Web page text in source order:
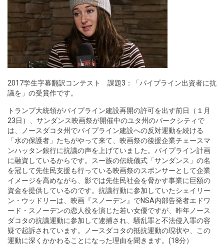
2017学生字幕翻訳コンテスト 課題3：「パイプライン出資者に抗
議を」の受賞作です。
トランプ大統領がパイプライン建設再開の許可を出す前日（１月
23日）、サンダンス映画祭が開催中のユタ州のパークシティで
は、ノースダコタ州でパイプライン建設への反対運動を続ける
「水の保護者」たちがやって来て、映画祭の後援企業チェースマ
ンハッタン銀行に抗議の声を上げていました。パイプライン計画
に融資しているからです。スー族の伝統儀式「サンダンス」の名
を冠して先住民支援も行っている映画祭のスポンサーとして企業
イメージを高めながら、影では先住民社会を脅かす事業に巨額の
資金を提供しているのです。抗議行動に参加していたシェイリー
ン・ウッドリーは、映画『スノーデン』でNSA内部告発者エドワ
ード・スノーデンの恋人役を演じた若い女優ですが、昨年ノース
ダコタの抗議運動に参加して逮捕され、騒乱罪と不法侵入罪の容
疑で起訴されています。ノースダコタの抵抗運動の現状や、この
運動に深くかかわることになった理由を聞きます。(18分）